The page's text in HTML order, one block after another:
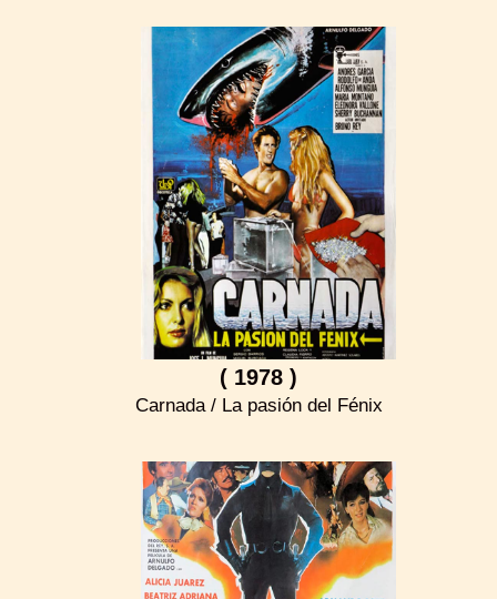
( 1978 )
Carnada / La pasión del Fénix